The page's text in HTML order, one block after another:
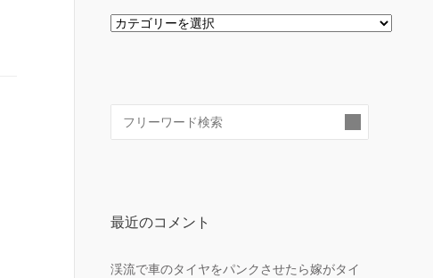
カ
最近のコメント
渓流で車のタイヤをパンクさせたら嫁がタイ